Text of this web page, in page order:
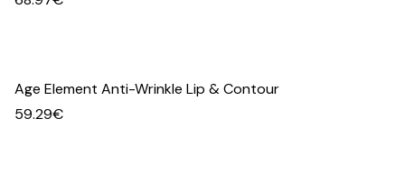
Age Element Anti-Wrinkle Lip & Contour
59.29€